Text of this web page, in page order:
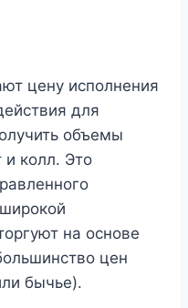
цену исполнения
для
объемы
и колл. Это
на основе
цен
бычье).